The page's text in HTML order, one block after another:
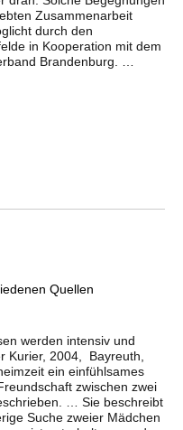
Zusammenarbeit
durch den
in Kooperation mit dem
Brandenburg. …
Quellen
werden intensiv und
Kurier, 2004, Bayreuth,
ein einfühlsames
zwischen zwei
… Sie beschreibt
Suche zweier Mädchen